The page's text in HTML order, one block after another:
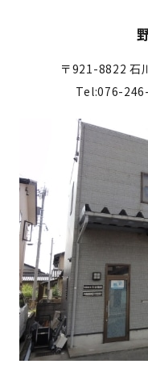
〒921-8822 石
Tel:076-